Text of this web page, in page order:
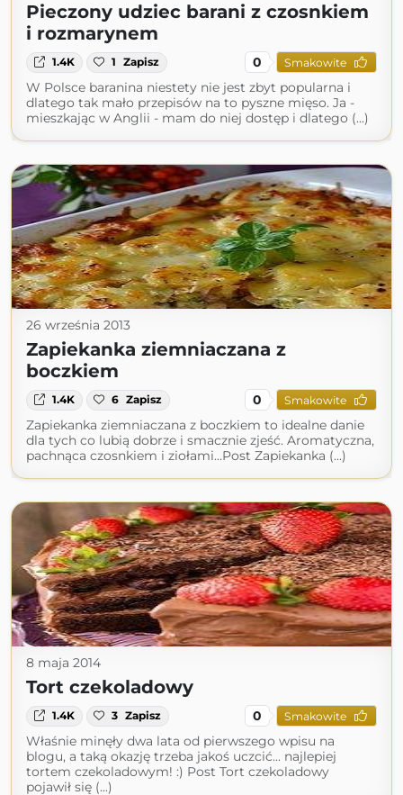
Pieczony udziec barani z czosnkiem
i rozmarynem
1.4K 1 Zapisz 0 Smakowite
W Polsce baranina niestety nie jest zbyt popularna i
dlatego tak mało przepisów na to pyszne mięso. Ja -
mieszkając w Anglii - mam do niej dostęp i dlatego (...)
26 września 2013
Zapiekanka ziemniaczana z
boczkiem
1.4K 6 Zapisz 0 Smakowite
Zapiekanka ziemniaczana z boczkiem to idealne danie
dla tych co lubią dobrze i smacznie zjeść. Aromatyczna,
pachnąca czosnkiem i ziołami...Post Zapiekanka (...)
8 maja 2014
Tort czekoladowy
1.4K 3 Zapisz 0 Smakowite
Właśnie minęły dwa lata od pierwszego wpisu na
blogu, a taką okazję trzeba jakoś uczcić... najlepiej
tortem czekoladowym! :) Post Tort czekoladowy
pojawił się (...)